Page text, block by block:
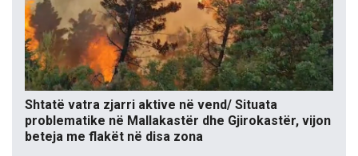
Shtatë vatra zjarri aktive në vend/ Situata
problematike në Mallakastër dhe Gjirokastër, vijon
beteja me flakët në disa zona